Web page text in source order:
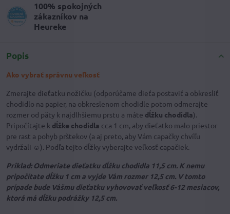
100% spokojných
zákazníkov na
Heureke
Popis
Ako vybrať správnu veľkosť
Zmerajte dieťatku nožičku (odporúčame dieťa postaviť a obkresliť
chodidlo na papier, na obkreslenom chodidle potom odmerajte
rozmer od päty k najdlhšiemu prstu a máte dĺžku chodidla).
Pripočítajte k dĺžke chodidla cca 1 cm, aby dieťatko malo priestor
pre rast a pohyb prštekov (a aj preto, aby Vám capačky chvíľu
vydržali ☺). Podľa tejto dĺžky vyberajte veľkosť capačiek.
Príklad: Odmeriate dieťatku dĺžku chodidla 11,5 cm. K nemu
pripočítate dĺžku 1 cm a vyjde Vám rozmer 12,5 cm. V tomto
prípade bude Vášmu dieťatku vyhovovať veľkosť 6-12 mesiacov,
ktorá má dĺžku podrážky 12,5 cm.